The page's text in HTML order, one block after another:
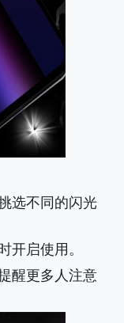
选不同的闪光
开启使用。
醒更多人注意